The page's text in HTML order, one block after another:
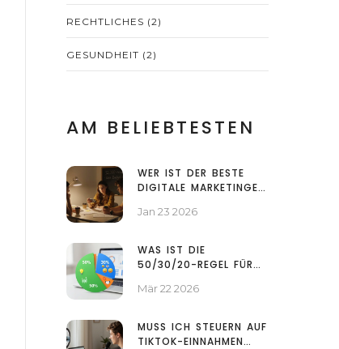
RECHTLICHES (2)
GESUNDHEIT (2)
AM BELIEBTESTEN
WER IST DER BESTE
DIGITALE MARKETINGER
TREIBER HINTER
MEDIA MARKETING
Jan 23 2026
WAS IST DIE
50/30/20-REGEL FÜR
Mär 22 2026
MUSS ICH STEUERN AUF
TIKTOK-EINNAHMEN